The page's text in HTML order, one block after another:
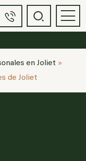
en Joliet »
de Joliet